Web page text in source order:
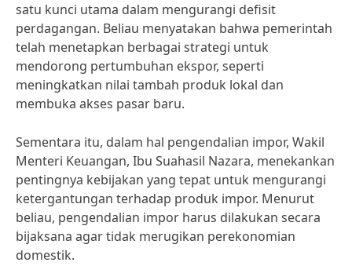
satu kunci utama dalam mengurangi defisit
perdagangan. Beliau menyatakan bahwa pemerintah
telah menetapkan berbagai strategi untuk
mendorong pertumbuhan ekspor, seperti
meningkatkan nilai tambah produk lokal dan
membuka akses pasar baru.
Sementara itu, dalam hal pengendalian impor, Wakil
Menteri Keuangan, Ibu Suahasil Nazara, menekankan
pentingnya kebijakan yang tepat untuk mengurangi
ketergantungan terhadap produk impor. Menurut
beliau, pengendalian impor harus dilakukan secara
bijaksana agar tidak merugikan perekonomian
domestik.